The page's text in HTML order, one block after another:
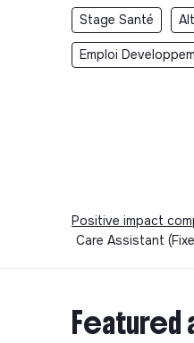
Stage Santé
Emploi
Positive impact
Care Assistant